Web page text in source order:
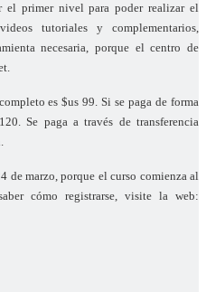
el primer nivel para poder realizar el
tutoriales y complementarios,
necesaria, porque el centro de
es $us 99. Si se paga de forma
Se paga a través de transferencia
de marzo, porque el curso comienza al
cómo registrarse, visite la web: